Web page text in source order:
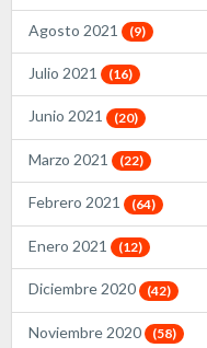
Agosto 2021 (9)
Julio 2021 (16)
Junio 2021 (20)
Marzo 2021 (22)
Febrero 2021 (64)
Enero 2021 (12)
Diciembre 2020 (42)
Noviembre 2020 (58)